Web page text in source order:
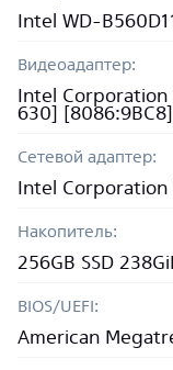
Intel WD-
Видеоадаптер:
Intel Corporation
630] [8086:9BC8]
Сетевой адаптер:
Intel Corporation
Накопитель:
256GB SSD
BIOS/UEFI:
American